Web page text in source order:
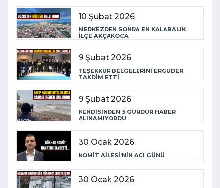
10 Şubat 2026
MERKEZDEN SONRA EN KALABALIK
İLÇE AKÇAKOCA
9 Şubat 2026
TEŞEKKÜR BELGELERİNİ ERGÜDER
TAKDİM ETTİ
9 Şubat 2026
KENDİSİNDEN 3 GÜNDÜR HABER
ALINAMIYORDU
30 Ocak 2026
KOMİT AİLESİ’NİN ACI GÜNÜ
30 Ocak 2026